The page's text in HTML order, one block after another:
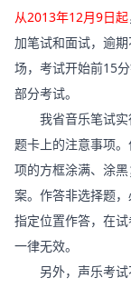
从2013年12月9日起
加笔试和面试，逾
场，考试开始前15
部分考试。
我省音乐笔试实
题卡上的注意事项
项的方框涂满、涂
案。作答非选择题
指定位置作答，在
一律无效。
另外，声乐考试